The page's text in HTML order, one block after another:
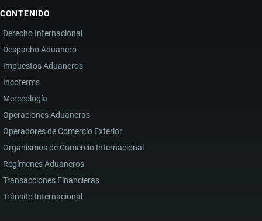
CONTENIDO
Derecho Internacional
Despacho Aduanero
Impuestos Aduaneros
Incoterms
Merceología
Operaciones Aduaneras
Operadores de Comercio Exterior
Organismos de Comercio Internacional
Regímenes Aduaneros
Transacciones Financieras
Tránsito Internacional